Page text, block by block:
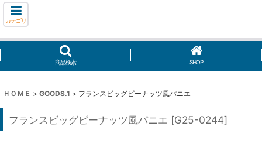
カテゴリ
商品検索 SHOP
ＨＯＭＥ > GOODS.1 > フランスビッグピーナッツ風パニエ
フランスビッグピーナッツ風パニエ [G25-0244]